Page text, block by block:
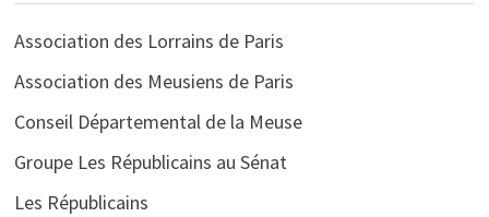
Association des Lorrains de Paris
Association des Meusiens de Paris
Conseil Départemental de la Meuse
Groupe Les Républicains au Sénat
Les Républicains